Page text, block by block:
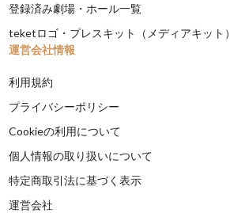
登録済み劇場・ホール一覧
teketロゴ・プレスキット（メディアキット）
運営会社情報
利用規約
プライバシーポリシー
Cookieの利用について
個人情報の取り扱いについて
特定商取引法に基づく表示
運営会社